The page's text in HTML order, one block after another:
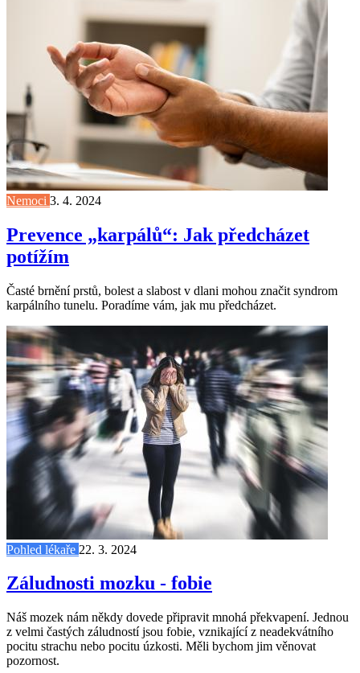
Nemoci 3. 4. 2024
Prevence „karpálů“: Jak předcházet
potížím
Časté brnění prstů, bolest a slabost v dlani mohou značit syndrom
karpálního tunelu. Poradíme vám, jak mu předcházet.
Pohled lékaře 22. 3. 2024
Záludnosti mozku - fobie
Náš mozek nám někdy dovede připravit mnohá překvapení. Jednou
z velmi častých záludností jsou fobie, vznikající z neadekvátního
pocitu strachu nebo pocitu úzkosti. Měli bychom jim věnovat
pozornost.